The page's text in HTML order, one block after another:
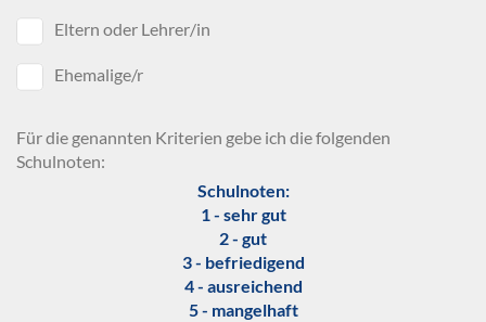
Eltern oder Lehrer/in
Ehemalige/r
Für die genannten Kriterien gebe ich die folgenden
Schulnoten:
Schulnoten:
1 - sehr gut
2 - gut
3 - befriedigend
4 - ausreichend
5 - mangelhaft